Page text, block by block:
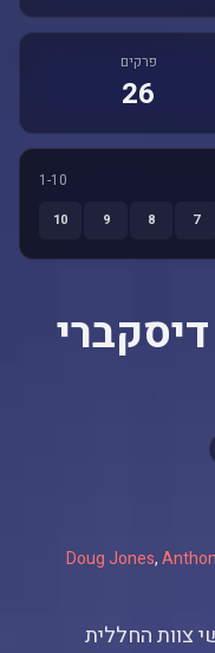
פרקים
26
1-10
7
8
9
10
Doug Jones,
צוות החללית